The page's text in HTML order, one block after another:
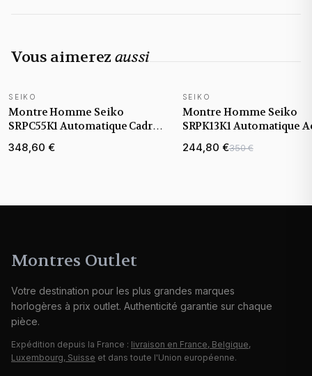
Vous aimerez aussi
SEIKO
Montre Homme Seiko
SRPC55K1 Automatique Cadran
Orange 43mm
348,60 €
SEIKO
Montre Homme Seiko
SRPK13K1 Automatique
Lunette Multicolore
244,80 €350 €
Montres Outlet
Votre destination pour les plus grandes marques
horlogères à prix outlet. Authenticité garantie sur chaque
pièce.
Expédition depuis la France : livraison en France, Belgique,
Luxembourg, Suisse et dans toute l'Union européenne.